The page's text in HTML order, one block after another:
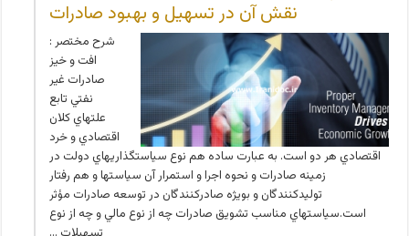
نقش آن در تسهیل و بهبود صادرات
شرح مختصر :
افت و خيز
صادرات غير
نفتي تابع
علتهاي كلان
اقتصادي و خرد
اقتصادي هر دو است. به عبارت ساده هم نوع سياستگذاريهاي دولت در
زمينه صادرات و نحوه اجرا و استمرار آن سياستها و هم رفتار
توليدكنندگان و بويژه صادركنندگان در توسعه صادرات مؤثر
است.سياستهاي مناسب تشويق صادرات چه از نوع مالي و چه از نوع